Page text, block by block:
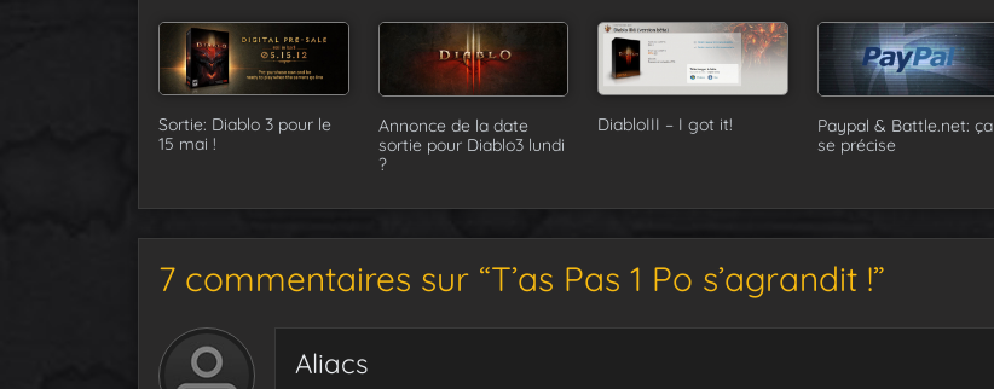
Sortie: Diablo 3 pour le
15 mai !
Annonce de la date
sortie pour Diablo3 lundi
?
DiabloIII – I got it!
Paypal & Battle.net: ça
se précise
7 commentaires sur “T’as Pas 1 Po s’agrandit !”
Aliacs